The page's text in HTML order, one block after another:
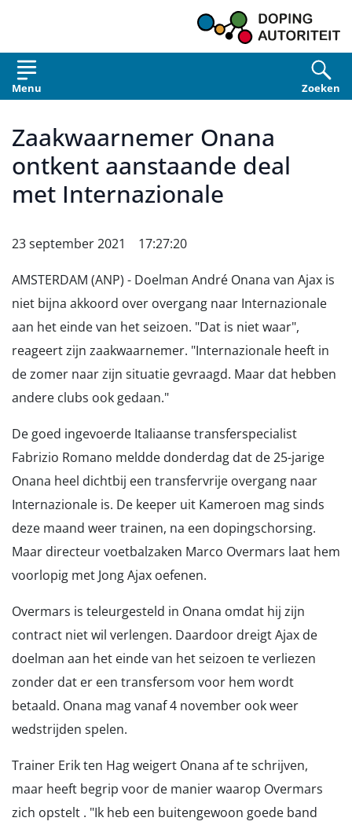
Menu Zoeken
Zaakwaarnemer Onana
ontkent aanstaande deal
met Internazionale
23 september 2021 17:27:20
AMSTERDAM (ANP) - Doelman André Onana van Ajax is
niet bijna akkoord over overgang naar Internazionale
aan het einde van het seizoen. "Dat is niet waar",
reageert zijn zaakwaarnemer. "Internazionale heeft in
de zomer naar zijn situatie gevraagd. Maar dat hebben
andere clubs ook gedaan."
De goed ingevoerde Italiaanse transferspecialist
Fabrizio Romano meldde donderdag dat de 25-jarige
Onana heel dichtbij een transfervrije overgang naar
Internazionale is. De keeper uit Kameroen mag sinds
deze maand weer trainen, na een dopingschorsing.
Maar directeur voetbalzaken Marco Overmars laat hem
voorlopig met Jong Ajax oefenen.
Overmars is teleurgesteld in Onana omdat hij zijn
contract niet wil verlengen. Daardoor dreigt Ajax de
doelman aan het einde van het seizoen te verliezen
zonder dat er een transfersom voor hem wordt
betaald. Onana mag vanaf 4 november ook weer
wedstrijden spelen.
Trainer Erik ten Hag weigert Onana af te schrijven,
maar heeft begrip voor de manier waarop Overmars
zich opstelt . "Ik heb een buitengewoon goede band